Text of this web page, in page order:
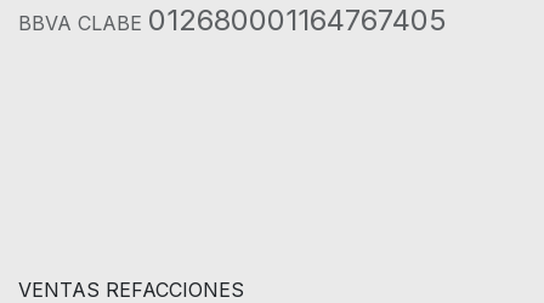
BBVA CLABE 012680001164767405
VENTAS REFACCIONES